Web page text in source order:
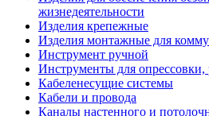
жизнедеятельности
Изделия крепежные
Изделия монтажные для
Инструмент ручной
Инструменты для опрессовки,
Кабеленесущие системы
Кабели и провода
Каналы настенного и